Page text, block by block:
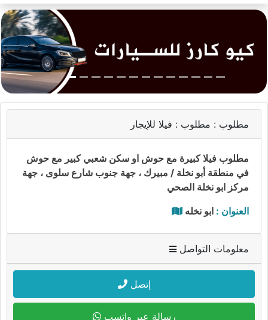
مطلوب : مطلوب : فيلا للإيجار
مطلوب فيلا كبيرة مع حوش او سكن شعبي كبير مع حوش
في منطقة أبو نخلة / مبيرك ، جهة جنوب شارع سلوى ، جهة
مركز ابو نخلة الصحي
العنوان : ابو نخله
معلومات التواصل
إتصل
رسالة عبر واتسب